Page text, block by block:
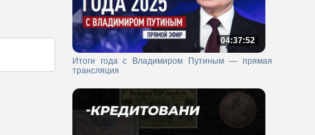
04:37:52
Итоги года с Владимиром Путиным — прямая
трансляция